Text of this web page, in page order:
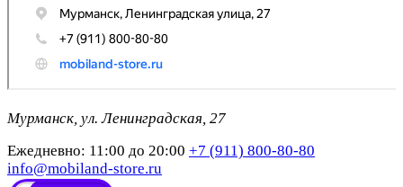
Мурманск, ул. Ленинградская, 27
Ежедневно: 11:00 до 20:00 +7 (911) 800-80-80
info@mobiland-store.ru